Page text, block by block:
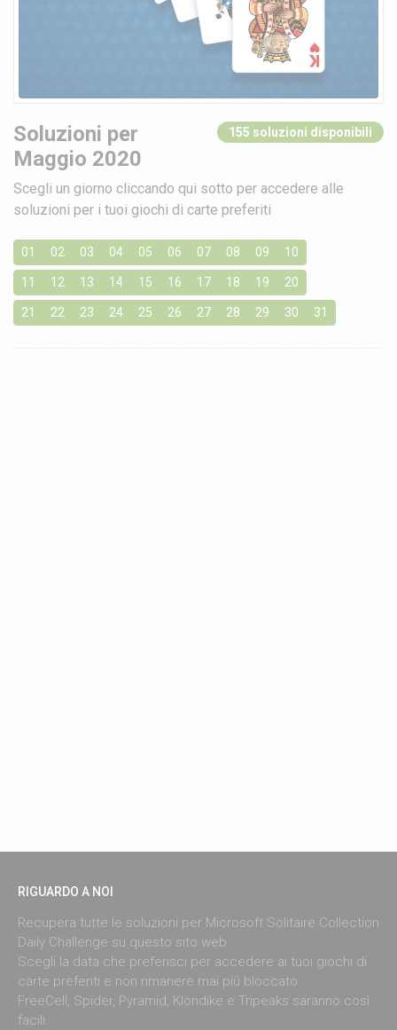
Soluzioni per
Maggio 2020
155 soluzioni disponibili
Scegli un giorno cliccando qui sotto per accedere alle
soluzioni per i tuoi giochi di carte preferiti
01 02 03 04 05 06 07 08 09 10
11 12 13 14 15 16 17 18 19 20
21 22 23 24 25 26 27 28 29 30 31
RIGUARDO A NOI
Recupera tutte le soluzioni per Microsoft Solitaire Collection
Daily Challenge su questo sito web.
Scegli la data che preferisci per accedere ai tuoi giochi di
carte preferiti e non rimanere mai più bloccato.
FreeCell, Spider, Pyramid, Klondike e Tripeaks saranno così
facili.